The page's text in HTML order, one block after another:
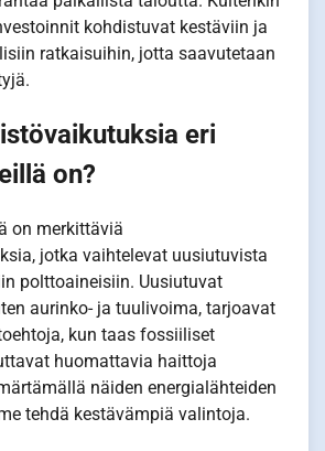
kohdistuvat kestäviin ja
ratkaisuihin, jotta saavutetaan
eri
on?
on merkittäviä
jotka vaihtelevat uusiutuvista
polttoaineisiin. Uusiutuvat
aurinko- ja tuulivoima, tarjoavat
kun taas fossiiliset
huomattavia haittoja
näiden energialähteiden
tehdä kestävämpiä valintoja.